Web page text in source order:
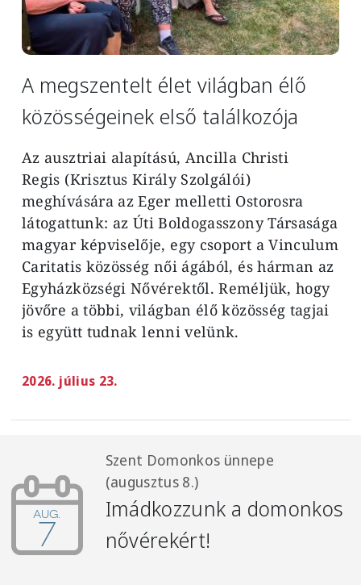
A megszentelt élet világban élő
közösségeinek első találkozója
Az ausztriai alapítású, Ancilla Christi
Regis (Krisztus Király Szolgálói)
meghívására az Eger melletti Ostorosra
látogattunk: az Úti Boldogasszony Társasága
magyar képviselője, egy csoport a Vinculum
Caritatis közösség női ágából, és hárman az
Egyházközségi Nővérektől. Reméljük, hogy
jövőre a többi, világban élő közösség tagjai
is együtt tudnak lenni velünk.
2026. július 23.
aug.
7
Szent Domonkos ünnepe
(augusztus 8.)
Imádkozzunk a domonkos
nővérekért!